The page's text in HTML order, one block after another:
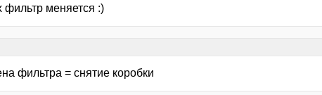
фильтр меняется :)
фильтра = снятие коробки